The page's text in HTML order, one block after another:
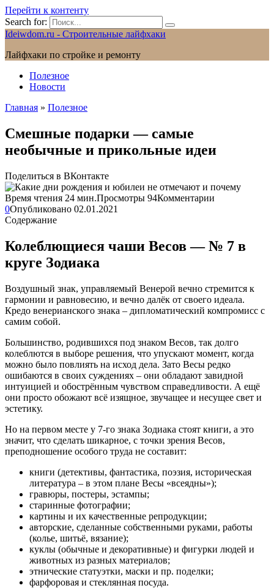
Перейти к контенту
Search for:
Ideiwdom.ru - Строительные лайфхаки
Лайфхаки по стройке и ремонту
Полезное
Новости
Главная » Полезное
Смешные подарки — самые
необычные и прикольные идеи
Поделиться в ВКонтакте
Время чтения 24 мин.Просмотры 94Комментарии
0Опубликовано 02.01.2021
Содержание
Колеблющиеся чаши Весов — № 7 в
круге Зодиака
Воздушный знак, управляемый Венерой вечно стремится к
гармонии и равновесию, и вечно далёк от своего идеала.
Кредо венерианского знака – дипломатический компромисс с
самим собой.
Большинство, родившихся под знаком Весов, так долго
колеблются в выборе решения, что упускают момент, когда
можно было повлиять на исход дела. Зато Весы редко
ошибаются в своих суждениях – они обладают завидной
интуицией и обострённым чувством справедливости. А ещё
они просто обожают всё изящное, звучащее и несущее свет и
эстетику.
Но на первом месте у 7-го знака Зодиака стоят книги, а это
значит, что сделать шикарное, с точки зрения Весов,
преподношение особого труда не составит:
книги (детективы, фантастика, поэзия, историческая
литература – в этом плане Весы «всеядны»);
гравюры, постеры, эстампы;
старинные фотографии;
картины и их качественные репродукции;
авторские, сделанные собственными руками, работы
(колье, шитьё, вязание);
куклы (обычные и декоративные) и фигурки людей и
животных из разных материалов;
этнические статуэтки, маски и пр. поделки;
фарфоровая и стеклянная посуда.